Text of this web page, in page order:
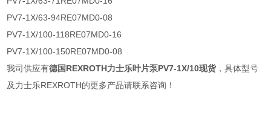
PV7-1X/63-94RE07MD0-08
PV7-1X/100-118RE07MD0-16
PV7-1X/100-150RE07MD0-08
我司供应有德国REXROTH力士乐叶片泵PV7-1X/10现货，具体型号
及力士乐REXROTH的更多产品请联系咨询！